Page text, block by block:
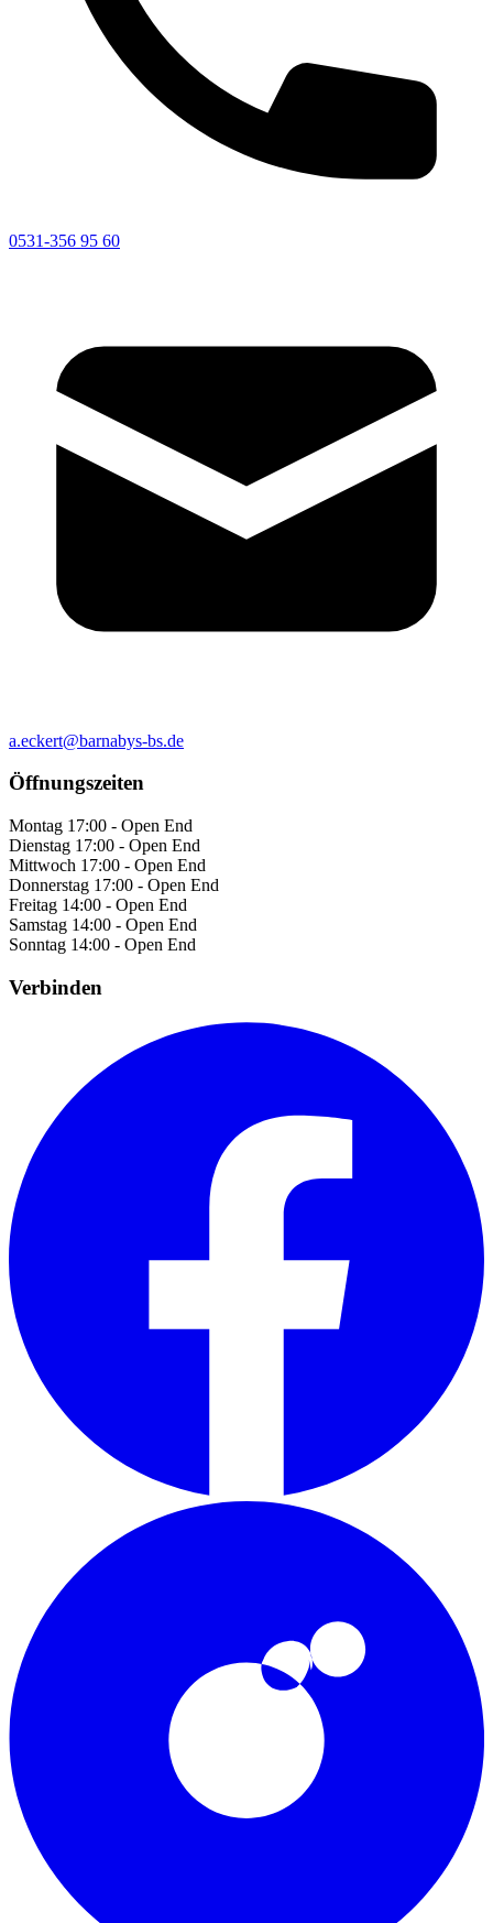
0531-356 95 60
a.eckert@barnabys-bs.de
Öffnungszeiten
Montag 17:00 - Open End
Dienstag 17:00 - Open End
Mittwoch 17:00 - Open End
Donnerstag 17:00 - Open End
Freitag 14:00 - Open End
Samstag 14:00 - Open End
Sonntag 14:00 - Open End
Verbinden